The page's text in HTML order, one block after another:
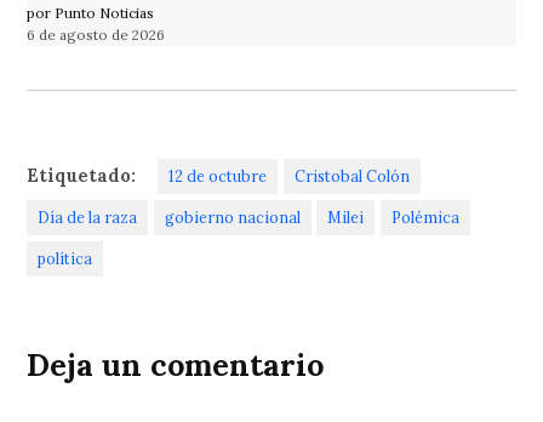
por Punto Noticias
6 de agosto de 2026
Etiquetado: 12 de octubre Cristobal Colón
Día de la raza gobierno nacional Milei Polémica
política
Deja un comentario